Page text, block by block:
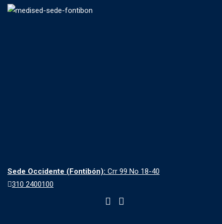
Sede Occidente (Fontibón): Crr 99 No 18-40
310 2400100